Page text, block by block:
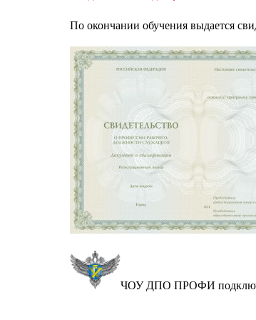
По окончании обучения выдается
ЧОУ ДПО ПРОФИ